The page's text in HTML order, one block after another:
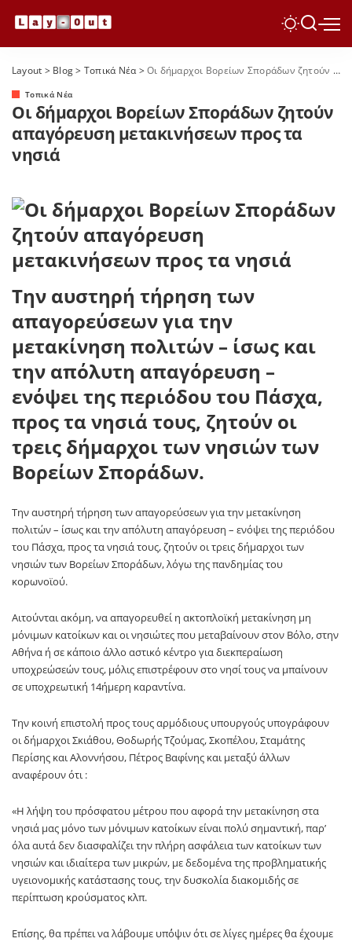
Layout > Blog> Τοπικά Νέα>Οι δήμαρχοι Βορείων Σποράδων ζητούν απαγόρευση μετακινήσεων προς τα νησιά
Τοπικά Νέα
Οι δήμαρχοι Βορείων Σποράδων ζητούν
απαγόρευση μετακινήσεων προς τα
νησιά
Την αυστηρή τήρηση των
απαγορεύσεων για την
μετακίνηση πολιτών – ίσως και
την απόλυτη απαγόρευση –
ενόψει της περιόδου του Πάσχα,
προς τα νησιά τους, ζητούν οι
τρεις δήμαρχοι των νησιών των
Βορείων Σποράδων.
Την αυστηρή τήρηση των απαγορεύσεων για την μετακίνηση
πολιτών – ίσως και την απόλυτη απαγόρευση – ενόψει της περιόδου
του Πάσχα, προς τα νησιά τους, ζητούν οι τρεις δήμαρχοι των
νησιών των Βορείων Σποράδων, λόγω της πανδημίας του
κορωνοϊού.
Αιτούνται ακόμη, να απαγορευθεί η ακτοπλοϊκή μετακίνηση μη
μόνιμων κατοίκων και οι νησιώτες που μεταβαίνουν στον Βόλο, στην
Αθήνα ή σε κάποιο άλλο αστικό κέντρο για διεκπεραίωση
υποχρεώσεών τους, μόλις επιστρέφουν στο νησί τους να μπαίνουν
σε υποχρεωτική 14ήμερη καραντίνα.
Την κοινή επιστολή προς τους αρμόδιους υπουργούς υπογράφουν
οι δήμαρχοι Σκιάθου, Θοδωρής Τζούμας, Σκοπέλου, Σταμάτης
Περίσης και Αλοννήσου, Πέτρος Βαφίνης και μεταξύ άλλων
αναφέρουν ότι :
«Η λήψη του πρόσφατου μέτρου που αφορά την μετακίνηση στα
νησιά μας μόνο των μόνιμων κατοίκων είναι πολύ σημαντική, παρ’
όλα αυτά δεν διασφαλίζει την πλήρη ασφάλεια των κατοίκων των
νησιών και ιδιαίτερα των μικρών, με δεδομένα της προβληματικής
υγειονομικής κατάστασης τους, την δυσκολία διακομιδής σε
περίπτωση κρούσματος κλπ.
Επίσης, θα πρέπει να λάβουμε υπ΄όψιν ότι σε λίγες ημέρες θα έχουμε